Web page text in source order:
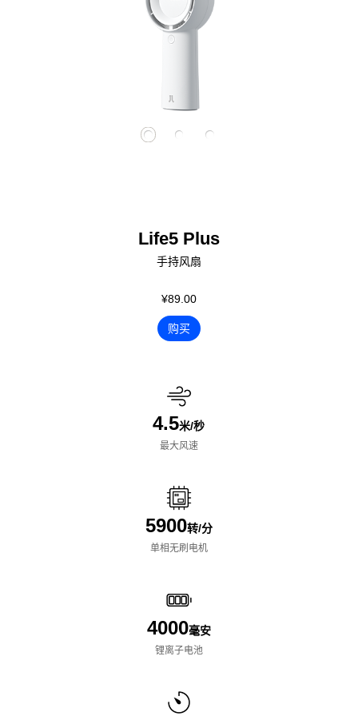
Life5 Plus
手持风扇
¥89.00
购买
4.5米/秒
最大风速
5900转/分
单相无刷电机
4000毫安
锂离子电池